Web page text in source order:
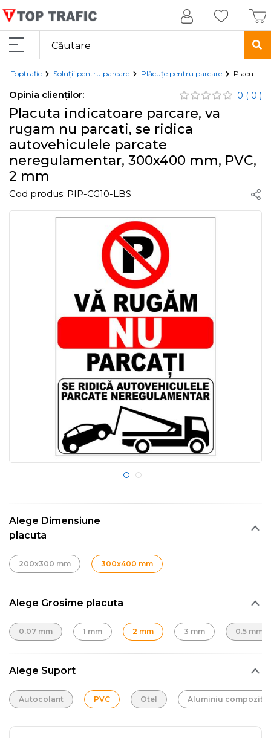
Toptrafic Soluții pentru parcare Plăcuțe pentru parcare Placuta
Opinia clienților: 0 ( 0 )
Placuta indicatoare parcare, va
rugam nu parcati, se ridica
autovehiculele parcate
neregulamentar, 300x400 mm, PVC,
2 mm
Cod produs: PIP-CG10-LBS
Alege Dimensiune
placuta
200x300 mm 300x400 mm
Alege Grosime placuta
0.07 mm 1 mm 2 mm 3 mm 0.5 mm
Alege Suport
Autocolant PVC Otel Aluminiu compozit